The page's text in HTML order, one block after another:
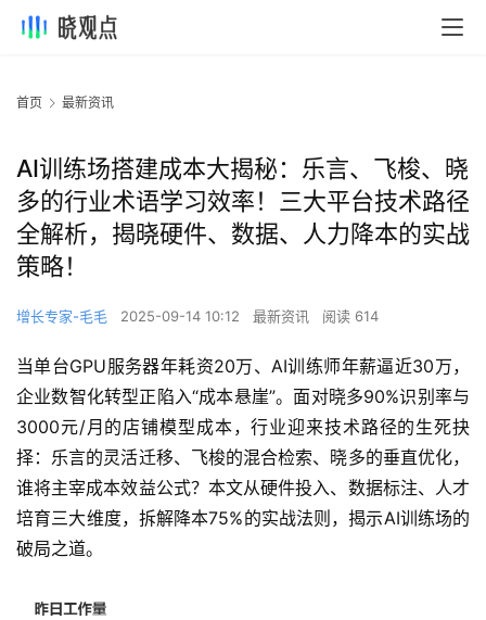
首页 最新资讯
AI训练场搭建成本大揭秘：乐言、飞梭、晓
多的行业术语学习效率！三大平台技术路径
全解析，揭晓硬件、数据、人力降本的实战
策略！
增长专家-毛毛 2025-09-14 10:12 最新资讯 阅读 614
当单台GPU服务器年耗资20万、AI训练师年薪逼近30万，
企业数智化转型正陷入“成本悬崖”。面对晓多90%识别率与
3000元/月的店铺模型成本，行业迎来技术路径的生死抉
择：乐言的灵活迁移、飞梭的混合检索、晓多的垂直优化，
谁将主宰成本效益公式？本文从硬件投入、数据标注、人才
培育三大维度，拆解降本75%的实战法则，揭示AI训练场的
破局之道。